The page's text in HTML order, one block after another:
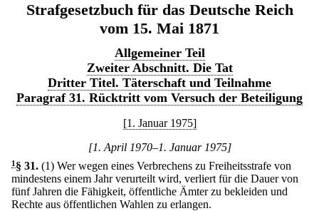
Strafgesetzbuch für das Deutsche Reich
vom 15. Mai 1871
Allgemeiner Teil
Zweiter Abschnitt. Die Tat
Dritter Titel. Täterschaft und Teilnahme
Paragraf 31. Rücktritt vom Versuch der Beteiligung
[1. Januar 1975]
[1. April 1970–1. Januar 1975]
1 § 31. (1) Wer wegen eines Verbrechens zu Freiheitsstrafe von
mindestens einem Jahr verurteilt wird, verliert für die Dauer von
fünf Jahren die Fähigkeit, öffentliche Ämter zu bekleiden und
Rechte aus öffentlichen Wahlen zu erlangen.